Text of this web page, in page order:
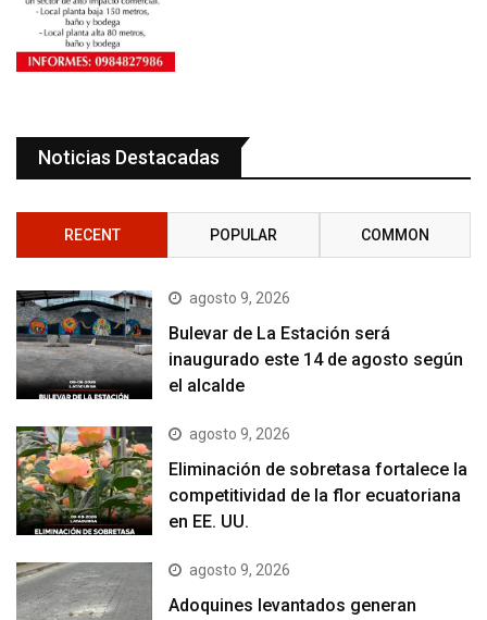
Noticias Destacadas
RECENT POPULAR COMMON
agosto 9, 2026
Bulevar de La Estación será
inaugurado este 14 de agosto según
el alcalde
agosto 9, 2026
Eliminación de sobretasa fortalece la
competitividad de la flor ecuatoriana
en EE. UU.
agosto 9, 2026
Adoquines levantados generan